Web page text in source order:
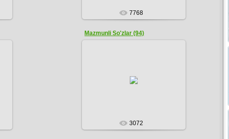
7768
Mazmunli So'zlar (94)
3072